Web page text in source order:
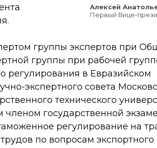
Алексей
Первый Вице-
группы экспертов при
группы при рабочей
регулирования в Евразийском
экспертного совета
технического
государственной
регулирование на
по вопросам экспортного